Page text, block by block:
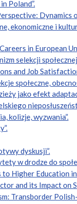
Poland”.
Dynamics
ekonomiczne i
in European
selekcji
and Job
społeczne,
jako efekt
kolizje, wyzwania”.
dyskusji”.
w drodze do
Higher Education in
and its Impact on
Transborder